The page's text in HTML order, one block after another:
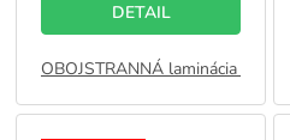
DETAIL
OBOJSTRANNÁ laminácia -